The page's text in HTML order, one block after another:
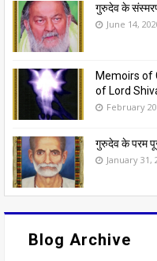
गुरुदेव के
June 14,
Memoirs of
of Lord
February
गुरुदेव के परम
January 31,
Blog Archive